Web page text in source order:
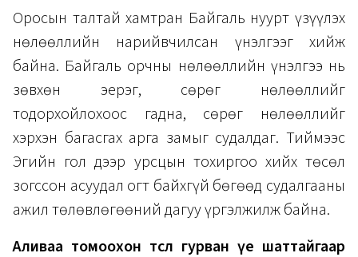
Оросын талтай хамтран Байгаль нуурт үзүүлэх
нөлөөллийн нарийвчилсан үнэлгээг хийж
байна. Байгаль орчны нөлөөллийн үнэлгээ нь
зөвхөн эерэг, сөрөг нөлөөллийг
тодорхойлохоос гадна, сөрөг нөлөөллийг
хэрхэн багасгах арга замыг судалдаг. Тиймээс
Эгийн гол дээр урсцын тохиргоо хийх төсөл
зогссон асуудал огт байхгүй бөгөөд судалгааны
ажил төлөвлөгөөний дагуу үргэлжилж байна.
Аливаа томоохон төсөл гурван үе шаттайгаар